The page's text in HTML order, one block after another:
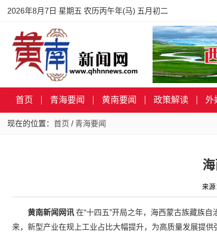
2026年8月7日 星期五 农历丙午年(马) 五月初二
首页 青海要闻 黄南要闻 政策解读 外
现在的位置： 首页 / 青海要闻
来
黄南新闻网讯 在“十四五”开局之年，海西蒙古族藏族
来，新型产业在规上工业占比大幅提升，为高质量发展提供